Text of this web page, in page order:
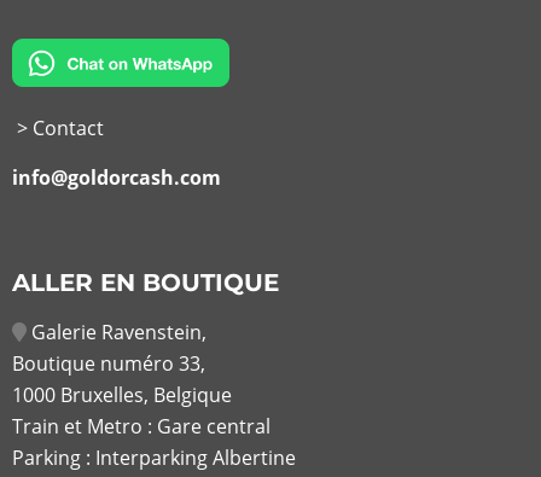
> Contact
info@goldorcash.com
ALLER EN BOUTIQUE
Galerie Ravenstein,
Boutique numéro 33,
1000 Bruxelles, Belgique
Train et Metro : Gare central
Parking : Interparking Albertine